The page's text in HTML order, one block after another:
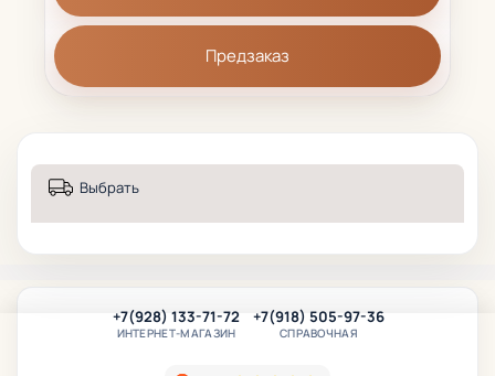
Предзаказ
Выбрать
+7(928) 133-71-72
ИНТЕРНЕТ-МАГАЗИН
+7(918) 505-97-36
СПРАВОЧНАЯ